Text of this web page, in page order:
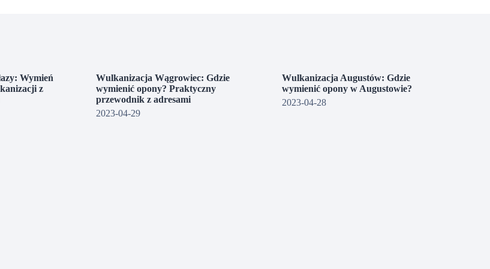
Wymień
z
Wulkanizacja Wągrowiec: Gdzie
wymienić opony? Praktyczny
przewodnik z adresami
2023-04-29
Wulkanizacja Augustów: Gdzie
wymienić opony w Augustowie?
2023-04-28